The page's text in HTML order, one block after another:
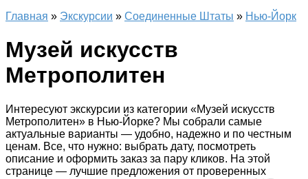
Главная » Экскурсии » Соединенные Штаты » Нью-Йорк
Музей искусств
Метрополитен
Интересуют экскурсии из категории «Музей искусств
Метрополитен» в Нью-Йорке? Мы собрали самые
актуальные варианты — удобно, надежно и по честным
ценам. Все, что нужно: выбрать дату, посмотреть
описание и оформить заказ за пару кликов. На этой
странице — лучшие предложения от проверенных